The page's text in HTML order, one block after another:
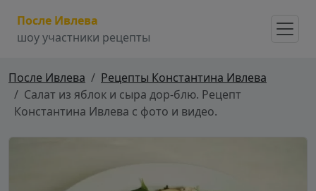
После Ивлева
шоу участники рецепты
После Ивлева
Рецепты Константина Ивлева
Салат из яблок и сыра дор-блю. Рецепт
Константина Ивлева с фото и видео.